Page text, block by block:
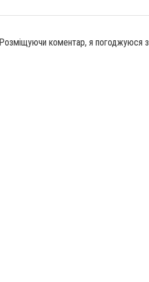
Розміщуючи коментар, я погоджуюся з